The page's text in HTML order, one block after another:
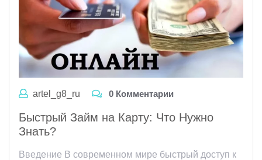
artel_g8_ru 0 Комментарии
Быстрый Займ на Карту: Что Нужно
Знать?
Введение В современном мире быстрый доступ к